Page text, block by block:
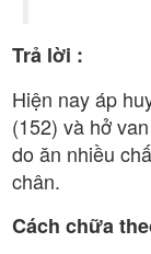
Trả lời :
Hiện nay áp
(152) và hở
do ăn nhiều
chân.
Cách chữa